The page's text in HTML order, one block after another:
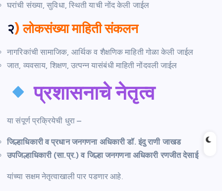
घरांची संख्या, सुविधा, स्थिती याची नोंद केली जाईल
२) लोकसंख्या माहिती संकलन
नागरिकांची सामाजिक, आर्थिक व शैक्षणिक माहिती गोळा केली जाईल
जात, व्यवसाय, शिक्षण, उत्पन्न यासंबंधी माहिती नोंदवली जाईल
प्रशासनाचे नेतृत्व
या संपूर्ण प्रक्रियेची धुरा –
जिल्हाधिकारी व प्रधान जनगणना अधिकारी डॉ. इंदु राणी जाखड
उपजिल्हाधिकारी (सा.प्र.) व जिल्हा जनगणना अधिकारी रणजीत देसाई
यांच्या सक्षम नेतृत्वाखाली पार पडणार आहे.